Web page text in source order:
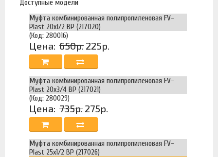
Доступные модели
Муфта комбинированная полипропиленовая FV-
Plast 20х1/2 ВР (217020)
(Код: 280016)
Цена: 650р. 225р.
Муфта комбинированная полипропиленовая FV-
Plast 20х3/4 ВР (217021)
(Код: 280029)
Цена: 735р. 275р.
Муфта комбинированная полипропиленовая FV-
Plast 25х1/2 ВР (217026)